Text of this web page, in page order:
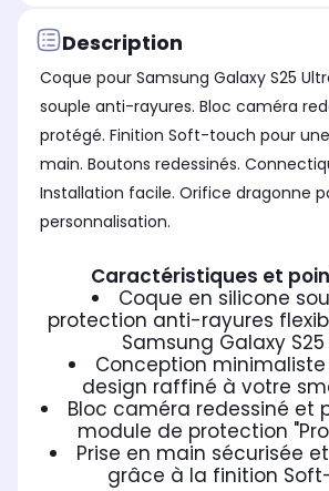
Description
Coque pour Samsung Galaxy S25
souple anti-rayures. Bloc caméra
protégé. Finition Soft-touch pour
main. Boutons redessinés.
Installation facile. Orifice dragonne
personnalisation.
Caractéristiques et
Coque en silicone
protection anti-rayures
Samsung Galaxy
Conception
design raffiné à votre
Bloc caméra redessiné et
module de protection
Prise en main sécurisée
grâce à la finition